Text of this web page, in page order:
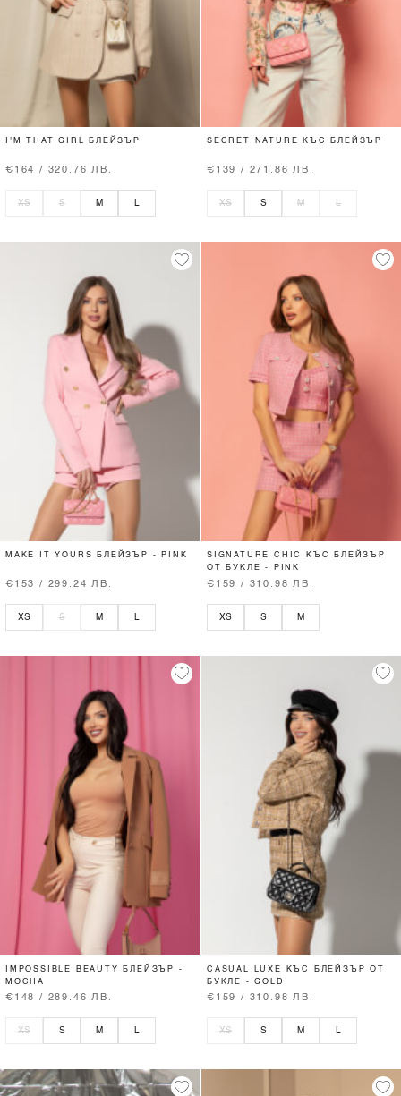
I'M THAT GIRL БЛЕЙЗЪР
€164 / 320.76 ЛВ.
XS S M L
SECRET NATURE КЪС БЛЕЙЗЪР
€139 / 271.86 ЛВ.
XS S M L
MAKE IT YOURS БЛЕЙЗЪР - PINK
€153 / 299.24 ЛВ.
XS S M
SIGNATURE CHIC КЪС БЛЕЙЗЪР
ОТ БУКЛЕ - PINK
€159 / 310.98 ЛВ.
XS S M
IMPOSSIBLE BEAUTY БЛЕЙЗЪР -
MOCHA
€148 / 289.46 ЛВ.
XS S M L
CASUAL LUXE КЪС БЛЕЙЗЪР ОТ
БУКЛЕ - GOLD
€159 / 310.98 ЛВ.
XS S M L